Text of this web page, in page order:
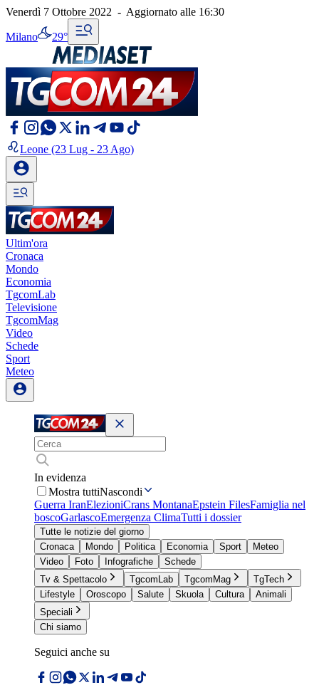
Venerdì 7 Ottobre 2022 - Aggiornato alle 16:30
Milano 29°
Leone (23 Lug - 23 Ago)
Ultim'ora
Cronaca
Mondo
Economia
TgcomLab
Televisione
TgcomMag
Video
Schede
Sport
Meteo
In evidenza
Mostra tuttiNascondi
Guerra IranElezioniCrans MontanaEpstein FilesFamiglia nel
boscoGarlascoEmergenza ClimaTutti i dossier
Tutte le notizie del giorno
Cronaca
Mondo Politica Economia Sport
Meteo
Video
Foto Infografiche
Schede
Tv & Spettacolo
TgcomLab TgcomMag
TgTech
Lifestyle
Oroscopo Salute Skuola Cultura
Animali
Speciali
Chi siamo
Seguici anche su